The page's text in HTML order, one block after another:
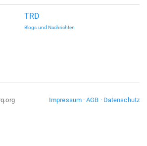
TRD
Blogs und Nachrichten
Impressum·AGB · Datenschutz